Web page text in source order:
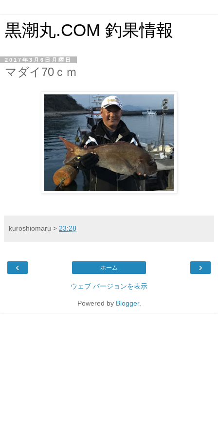
黒潮丸.COM 釣果情報
2017年3月6日月曜日
マダイ70ｃｍ
kuroshiomaru > 23:28
‹ ›
ホーム
ウェブ バージョンを表示
Powered by Blogger.